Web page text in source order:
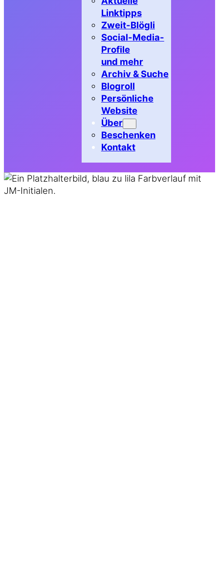
Linktipps
Zweit-Blögli
Social-Media-
Profile
und mehr
Archiv & Suche
Blogroll
Persönliche
Website
Über
Beschenken
Kontakt